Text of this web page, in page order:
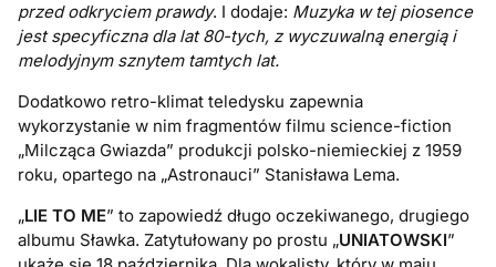
przed odkryciem prawdy. I dodaje: Muzyka w tej piosence
jest specyficzna dla lat 80-tych, z wyczuwalną energią i
melodyjnym sznytem tamtych lat.
Dodatkowo retro-klimat teledysku zapewnia
wykorzystanie w nim fragmentów filmu science-fiction
„Milcząca Gwiazda” produkcji polsko-niemieckiej z 1959
roku, opartego na „Astronauci” Stanisława Lema.
„LIE TO ME” to zapowiedź długo oczekiwanego, drugiego
albumu Sławka. Zatytułowany po prostu „UNIATOWSKI”